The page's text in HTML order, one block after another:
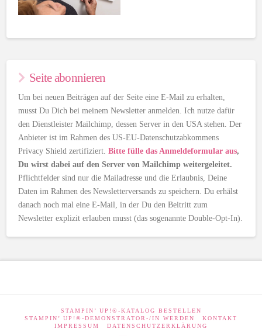
Seite abonnieren
Um bei neuen Beiträgen auf der Seite eine E-Mail zu erhalten,
musst Du Dich bei meinem Newsletter anmelden. Ich nutze dafür
den Dienstleister Mailchimp, dessen Server in den USA stehen. Der
Anbieter ist im Rahmen des US-EU-Datenschutzabkommens
Privacy Shield zertifiziert.Bitte fülle das Anmeldeformular aus,
Du wirst dabei auf den Server von Mailchimp weitergeleitet.
Pflichtfelder sind nur die Mailadresse und die Erlaubnis, Deine
Daten im Rahmen des Newsletterversands zu speichern. Du erhälst
danach noch mal eine E-Mail, in der Du den Beitritt zum
Newsletter explizit erlauben musst (das sogenannte Double-Opt-In).
STAMPIN’ UP!®-KATALOG BESTELLEN
STAMPIN’ UP!®-DEMONSTRATOR-/IN WERDEN
KONTAKT
IMPRESSUM
DATENSCHUTZERKLÄRUNG